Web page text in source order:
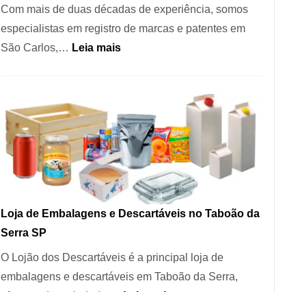
do
Itaim
Com mais de duas décadas de experiência, somos
especialistas em registro de marcas e patentes em
São Carlos,… Leia mais:
INPI
–
São
Carlos
Loja de Embalagens e Descartáveis no Taboão da
Serra SP
O Lojão dos Descartáveis é a principal loja de
embalagens e descartáveis em Taboão da Serra,